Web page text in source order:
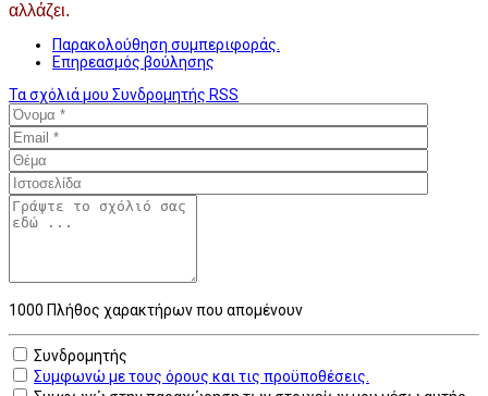
αλλάζει.
Παρακολούθηση συμπεριφοράς.
Επηρεασμός βούλησης
Τα σχόλιά μου Συνδρομητής RSS
1000 Πλήθος χαρακτήρων που απομένουν
Συνδρομητής
Συμφωνώ με τους όρους και τις προϋποθέσεις.